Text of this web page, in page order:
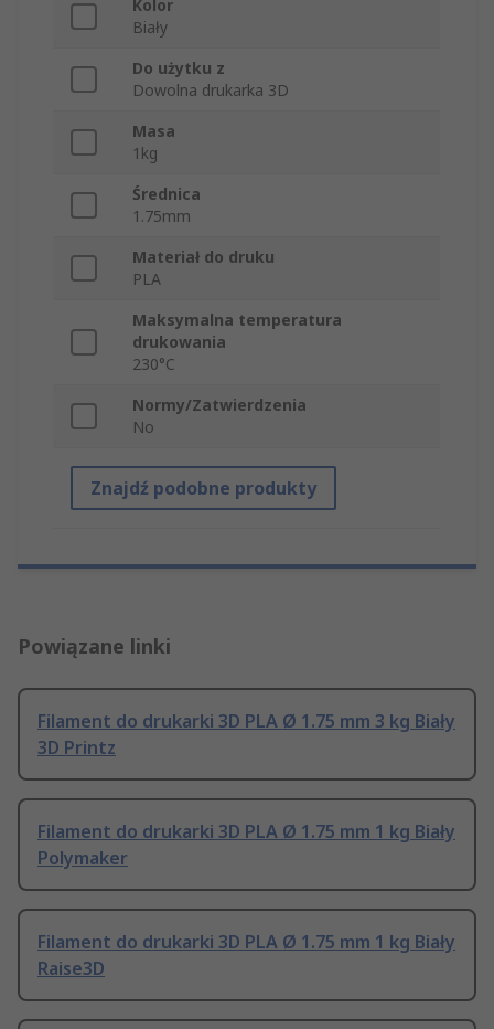
Kolor
Biały
Do użytku z
Dowolna drukarka 3D
Masa
1kg
Średnica
1.75mm
Materiał do druku
PLA
Maksymalna temperatura
drukowania
230°C
Normy/Zatwierdzenia
No
Znajdź podobne produkty
Powiązane linki
Filament do drukarki 3D PLA Ø 1.75 mm 3 kg Biały
3D Printz
Filament do drukarki 3D PLA Ø 1.75 mm 1 kg Biały
Polymaker
Filament do drukarki 3D PLA Ø 1.75 mm 1 kg Biały
Raise3D